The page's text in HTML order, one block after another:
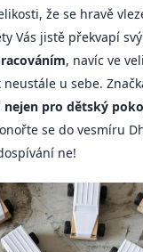
že se hravě
Vás jistě překvapí
, navíc ve
u sebe.
nejen pro dětský
se do vesmíru
ne!